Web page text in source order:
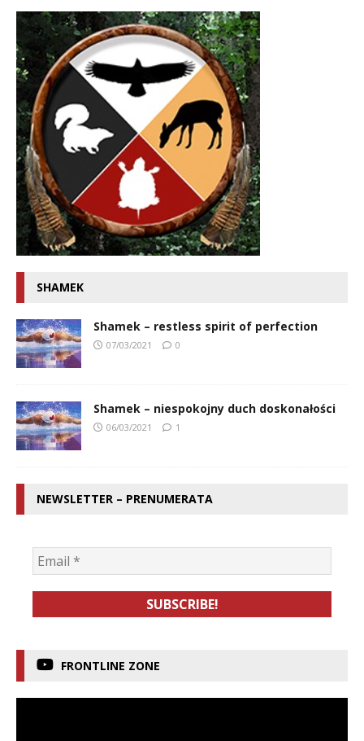
SHAMEK
Shamek – restless spirit of perfection
07/03/2021 0
Shamek – niespokojny duch doskonałości
06/03/2021 1
NEWSLETTER – PRENUMERATA
FRONTLINE ZONE